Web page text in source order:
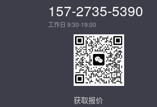
157-2735-5390
工作日 9:30-19:00
获取报价